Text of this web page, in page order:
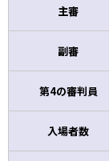
主審
副審
第4の審判員
入場者数